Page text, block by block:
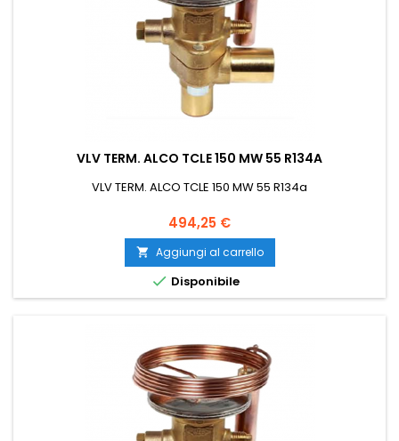
VLV TERM. ALCO TCLE 150 MW 55 R134A
VLV TERM. ALCO TCLE 150 MW 55 R134a
Prezzo
494,25 €
 Aggiungi al carrello
 Disponibile